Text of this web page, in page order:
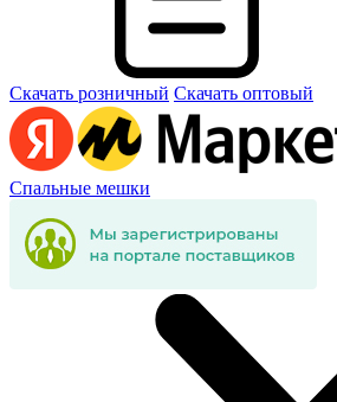
Скачать розничный Скачать оптовый
Спальные мешки